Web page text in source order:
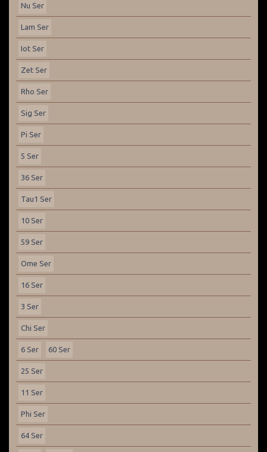
Nu Ser
Lam Ser
Iot Ser
Zet Ser
Rho Ser
Sig Ser
Pi Ser
5 Ser
36 Ser
Tau1 Ser
10 Ser
59 Ser
Ome Ser
16 Ser
3 Ser
Chi Ser
6 Ser 60 Ser
25 Ser
11 Ser
Phi Ser
64 Ser